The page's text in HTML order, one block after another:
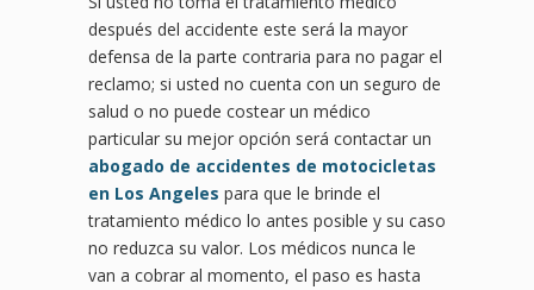
después del accidente este será la mayor
defensa de la parte contraria para no pagar el
reclamo; si usted no cuenta con un seguro de
salud o no puede costear un médico
particular su mejor opción será contactar un
abogado de accidentes de motocicletas
en Los Angeles para que le brinde el
tratamiento médico lo antes posible y su caso
no reduzca su valor. Los médicos nunca le
van a cobrar al momento, el paso es hasta